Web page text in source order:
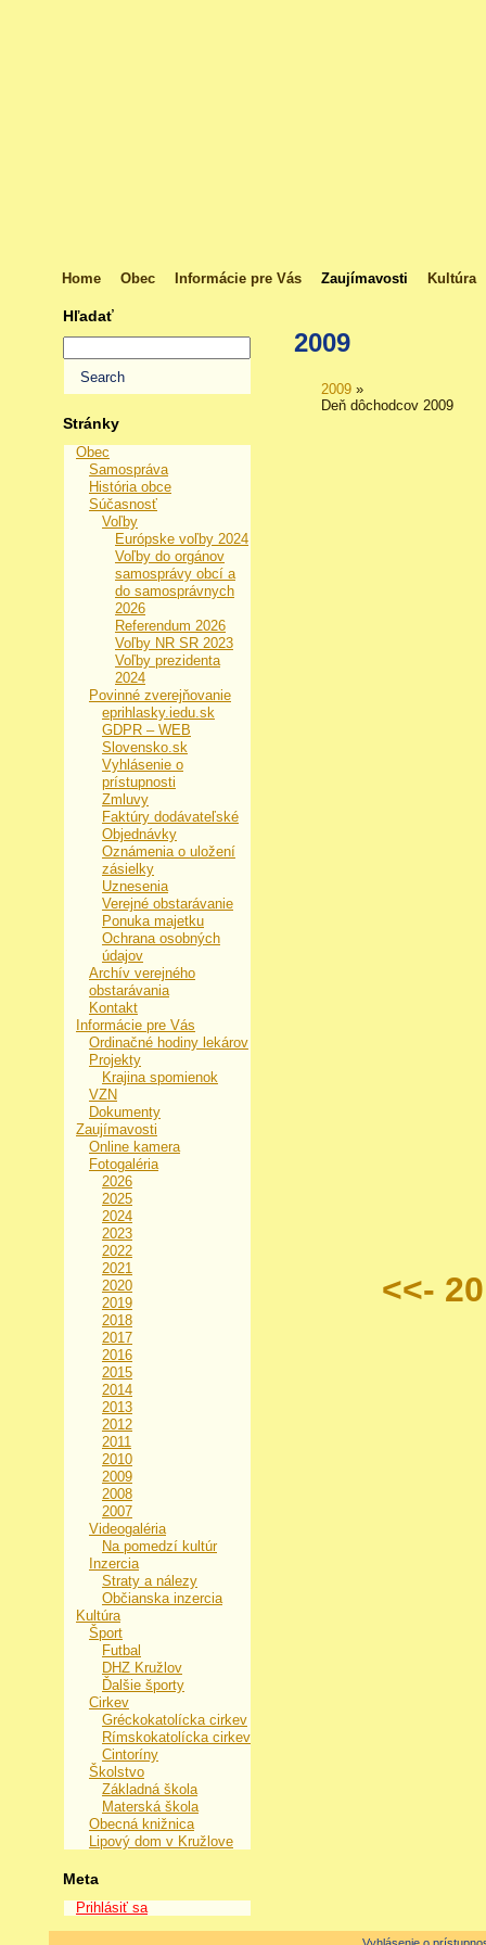
Home Obec Informácie pre Vás Zaujímavosti Kultúra
Hľadať
Stránky
Obec
Samospráva
História obce
Súčasnosť
Voľby
Európske voľby 2024
Voľby do orgánov
samosprávy obcí a
do samosprávnych
2026
Referendum 2026
Voľby NR SR 2023
Voľby prezidenta
2024
Povinné zverejňovanie
eprihlasky.iedu.sk
GDPR – WEB
Slovensko.sk
Vyhlásenie o
prístupnosti
Zmluvy
Faktúry dodávateľské
Objednávky
Oznámenia o uložení
zásielky
Uznesenia
Verejné obstarávanie
Ponuka majetku
Ochrana osobných
údajov
Archív verejného
obstarávania
Kontakt
Informácie pre Vás
Ordinačné hodiny lekárov
Projekty
Krajina spomienok
VZN
Dokumenty
Zaujímavosti
Online kamera
Fotogaléria
2026
2025
2024
2023
2022
2021
2020
2019
2018
2017
2016
2015
2014
2013
2012
2011
2010
2009
2008
2007
Videogaléria
Na pomedzí kultúr
Inzercia
Straty a nálezy
Občianska inzercia
Kultúra
Šport
Futbal
DHZ Kružlov
Ďalšie športy
Cirkev
Gréckokatolícka cirkev
Rímskokatolícka cirkev
Cintoríny
Školstvo
Základná škola
Materská škola
Obecná knižnica
Lipový dom v Kružlove
Meta
Prihlásiť sa
2009
2009 »
Deň dôchodcov 2009
<<-